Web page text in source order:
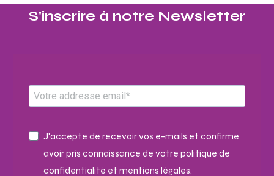
S'inscrire à notre Newsletter​
J'accepte de recevoir vos e-mails et confirme
avoir pris connaissance de votre politique de
confidentialité et mentions légales.